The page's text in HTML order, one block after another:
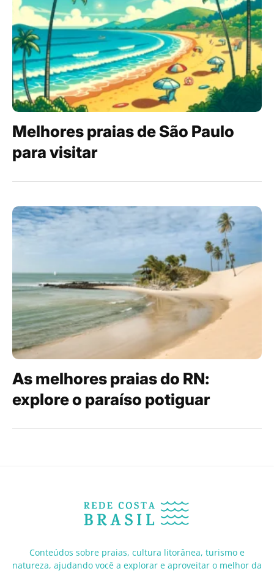
Melhores praias de São Paulo
para visitar
As melhores praias do RN:
explore o paraíso potiguar
Conteúdos sobre praias, cultura litorânea, turismo e
natureza, ajudando você a explorar e aproveitar o melhor da